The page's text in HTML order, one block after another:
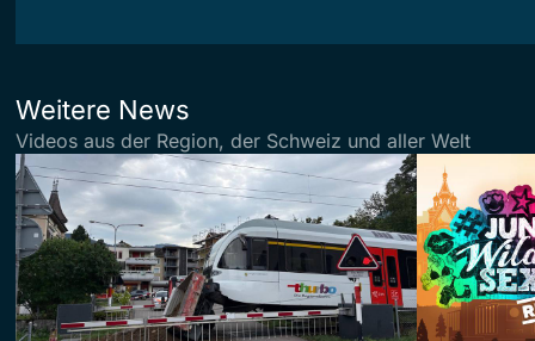
Weitere News
Videos aus der Region, der Schweiz und aller Welt